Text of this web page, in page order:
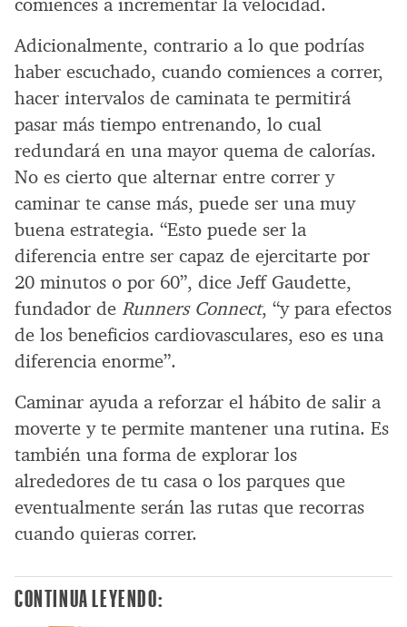
comiences a incrementar la velocidad.
Adicionalmente, contrario a lo que podrías
haber escuchado, cuando comiences a correr,
hacer intervalos de caminata te permitirá
pasar más tiempo entrenando, lo cual
redundará en una mayor quema de calorías.
No es cierto que alternar entre correr y
caminar te canse más, puede ser una muy
buena estrategia. “Esto puede ser la
diferencia entre ser capaz de ejercitarte por
20 minutos o por 60”, dice Jeff Gaudette,
fundador de Runners Connect, “y para efectos
de los beneficios cardiovasculares, eso es una
diferencia enorme”.
Caminar ayuda a reforzar el hábito de salir a
moverte y te permite mantener una rutina. Es
también una forma de explorar los
alrededores de tu casa o los parques que
eventualmente serán las rutas que recorras
cuando quieras correr.
CONTINUA LEYENDO: